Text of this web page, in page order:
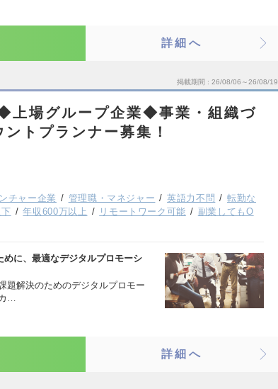
詳細へ
掲載期間 26/08/06～26/08/19
上場グループ企業◆事業・組織づ
トプランナー募集！
チャー企業 管理職・マネジャー 英語力不問
転勤な
年収600万以上 リモートワーク可能
副業してもO
に、最適なデジタルプロモーシ
題解決のためのデジタルプロモー
…
詳細へ